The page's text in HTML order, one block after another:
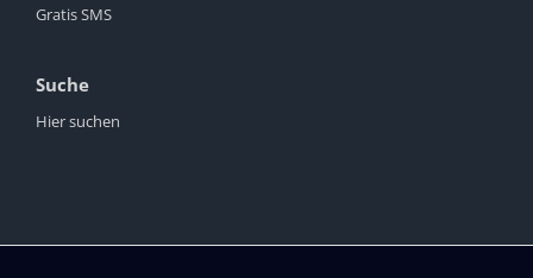
Gratis SMS
Suche
Hier suchen